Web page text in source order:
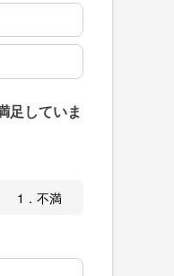
足していま
1．不満